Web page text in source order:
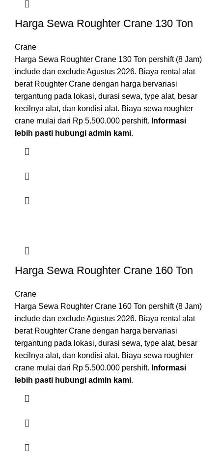
Harga Sewa Roughter Crane 130 Ton
Crane
Harga Sewa Roughter Crane 130 Ton pershift (8 Jam)
include dan exclude Agustus 2026. Biaya rental alat
berat Roughter Crane dengan harga bervariasi
tergantung pada lokasi, durasi sewa, type alat, besar
kecilnya alat, dan kondisi alat. Biaya sewa roughter
crane mulai dari Rp 5.500.000 pershift. Informasi
lebih pasti hubungi admin kami.
Harga Sewa Roughter Crane 160 Ton
Crane
Harga Sewa Roughter Crane 160 Ton pershift (8 Jam)
include dan exclude Agustus 2026. Biaya rental alat
berat Roughter Crane dengan harga bervariasi
tergantung pada lokasi, durasi sewa, type alat, besar
kecilnya alat, dan kondisi alat. Biaya sewa roughter
crane mulai dari Rp 5.500.000 pershift. Informasi
lebih pasti hubungi admin kami.